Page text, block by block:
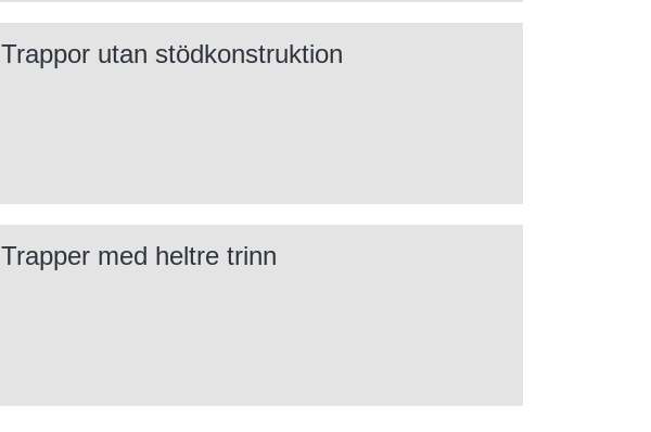
Trappor utan stödkonstruktion
Trapper med heltre trinn